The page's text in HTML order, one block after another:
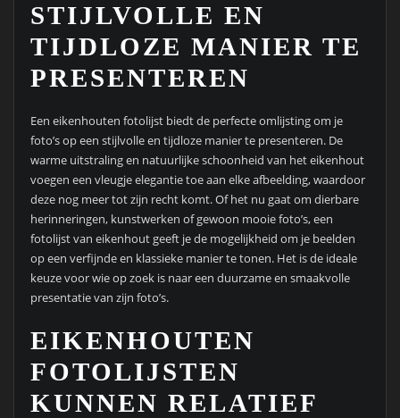
STIJLVOLLE EN
TIJDLOZE MANIER TE
PRESENTEREN
Een eikenhouten fotolijst biedt de perfecte omlijsting om je
foto’s op een stijlvolle en tijdloze manier te presenteren. De
warme uitstraling en natuurlijke schoonheid van het eikenhout
voegen een vleugje elegantie toe aan elke afbeelding, waardoor
deze nog meer tot zijn recht komt. Of het nu gaat om dierbare
herinneringen, kunstwerken of gewoon mooie foto’s, een
fotolijst van eikenhout geeft je de mogelijkheid om je beelden
op een verfijnde en klassieke manier te tonen. Het is de ideale
keuze voor wie op zoek is naar een duurzame en smaakvolle
presentatie van zijn foto’s.
EIKENHOUTEN
FOTOLIJSTEN
KUNNEN RELATIEF